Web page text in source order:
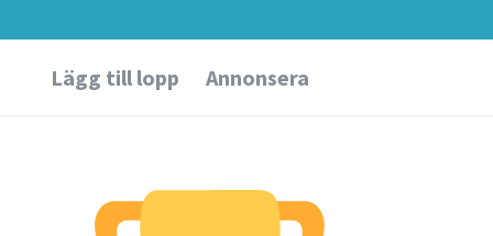
Lägg till lopp Annonsera